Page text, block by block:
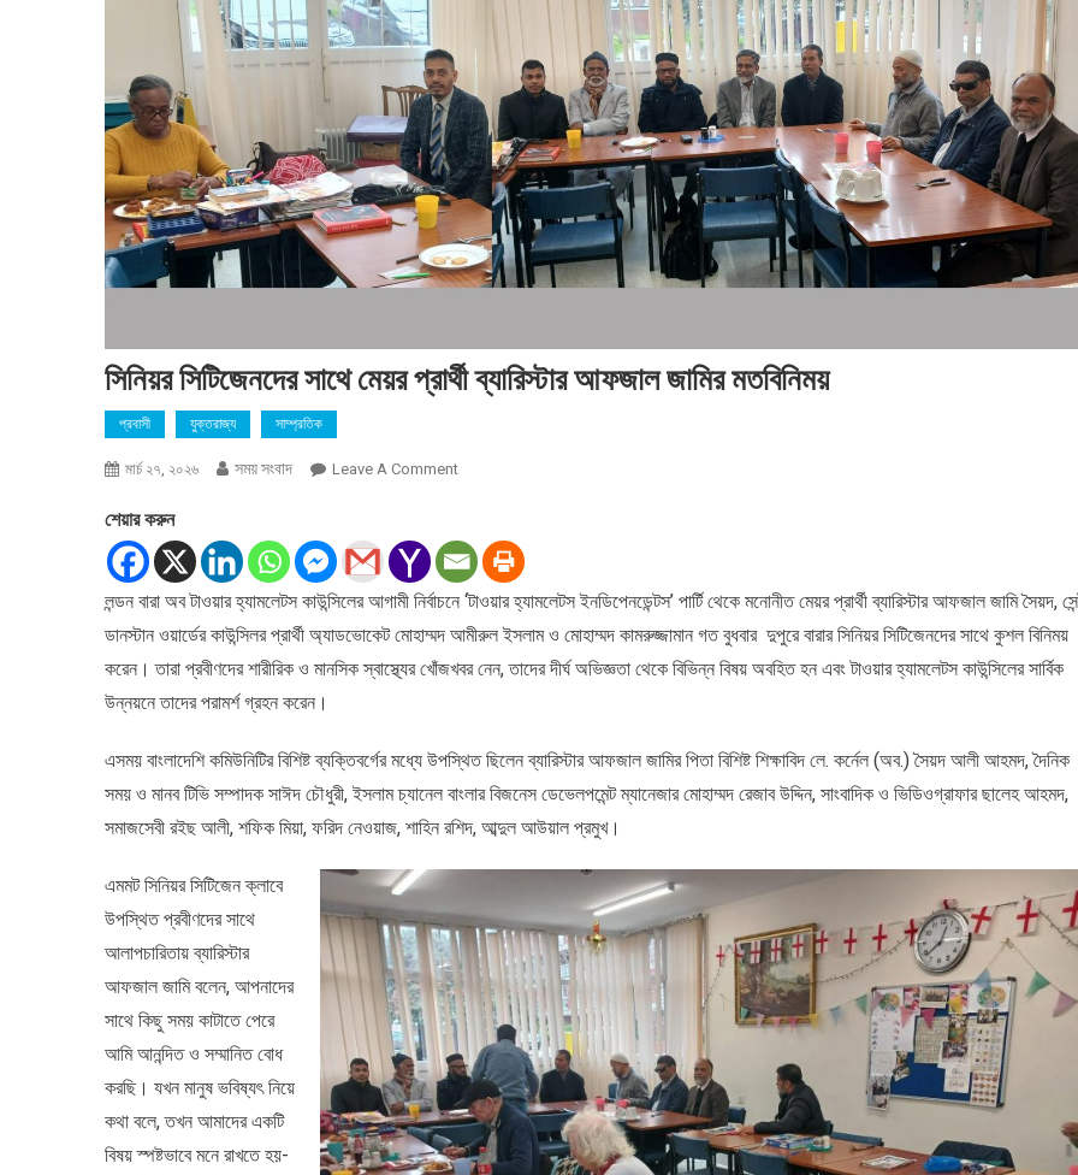
সিনিয়র সিটিজেনদের সাথে মেয়র প্রার্থী ব্যারিস্টার আফজাল জামির মতবিনিময়
প্রবাসী যুক্তরাজ্য সাম্প্রতিক
মার্চ ২৭, ২০২৬ সময় সংবাদ Leave A CommentOn
সাথে
মেয়র
প্রার্থী
ব্যারিস্টার
আফজাল
শেয়ার করুন
লন্ডন বারা অব টাওয়ার হ্যামলেটস কাউন্সিলের আগামী নির্বাচনে ‘টাওয়ার হ্যামলেটস ইনডিপেনডেন্টস’ পার্টি থেকে মনোনীত মেয়র প্রার্থী ব্যারিস্টার আফজাল জামি সৈয়দ,
ডানস্টান ওয়ার্ডের কাউন্সিলর প্রার্থী অ্যাডভোকেট মোহাম্মদ আমীরুল ইসলাম ও মোহাম্মদ কামরুজ্জামান গত বুধবার দুপুরে বারার সিনিয়র সিটিজেনদের সাথে কুশল বিনিময়
করেন। তারা প্রবীণদের শারীরিক ও মানসিক স্বাস্থ্যের খোঁজখবর নেন, তাদের দীর্ঘ অভিজ্ঞতা থেকে বিভিন্ন বিষয় অবহিত হন এবং টাওয়ার হ্যামলেটস কাউন্সিলের সার্বিক
উন্নয়নে তাদের পরামর্শ গ্রহন করেন।
এসময় বাংলাদেশি কমিউনিটির বিশিষ্ট ব্যক্তিবর্গের মধ্যে উপস্থিত ছিলেন ব্যারিস্টার আফজাল জামির পিতা বিশিষ্ট শিক্ষাবিদ লে. কর্নেল (অব.) সৈয়দ আলী আহমদ, দৈনিক
সময় ও মানব টিভি সম্পাদক সাঈদ চৌধুরী, ইসলাম চ্যানেল বাংলার বিজনেস ডেভেলপমেন্ট ম্যানেজার মোহাম্মদ রেজাব উদ্দিন, সাংবাদিক ও ভিডিওগ্রাফার ছালেহ আহমদ,
সমাজসেবী রইছ আলী, শফিক মিয়া, ফরিদ নেওয়াজ, শাহিন রশিদ, আব্দুল আউয়াল প্রমুখ।
এমমট সিনিয়র সিটিজেন ক্লাবে
উপস্থিত প্রবীণদের সাথে
আলাপচারিতায় ব্যারিস্টার
আফজাল জামি বলেন, আপনাদের
সাথে কিছু সময় কাটাতে পেরে
আমি আনন্দিত ও সম্মানিত বোধ
করছি। যখন মানুষ ভবিষ্যৎ নিয়ে
কথা বলে, তখন আমাদের একটি
বিষয় স্পষ্টভাবে মনে রাখতে হয়-
সময়
সংবাদ
সময়
সময়
সংবাদ